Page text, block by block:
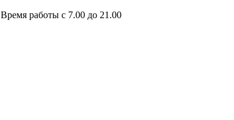
Время работы с 7.00 до 21.00